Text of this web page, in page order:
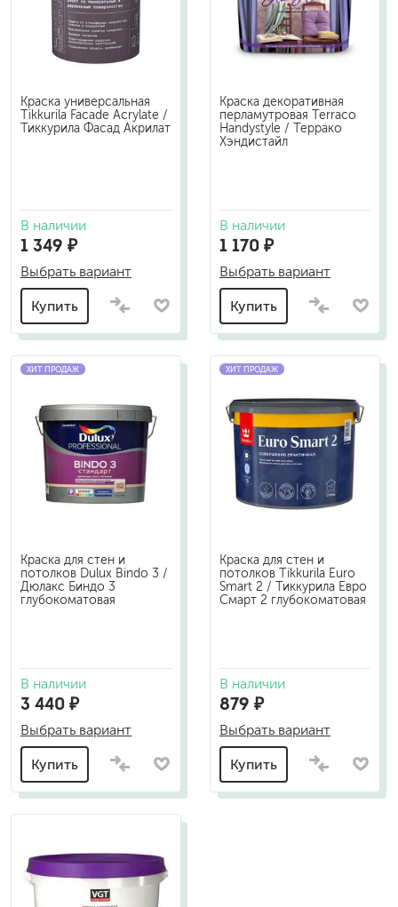
Краска универсальная
Tikkurila Facade Acrylate /
Тиккурила Фасад Акрилат
В наличии
1 349 ₽
Выбрать вариант
Купить
Краска декоративная
перламутровая Terraco
Handystyle / Террако
Хэндистайл
В наличии
1 170 ₽
Выбрать вариант
Купить
ХИТ ПРОДАЖ
Краска для стен и
потолков Dulux Bindo 3 /
Дюлакс Биндо 3
глубокоматовая
В наличии
3 440 ₽
Выбрать вариант
Купить
ХИТ ПРОДАЖ
Краска для стен и
потолков Tikkurila Euro
Smart 2 / Тиккурила Евро
Смарт 2 глубокоматовая
В наличии
879 ₽
Выбрать вариант
Купить